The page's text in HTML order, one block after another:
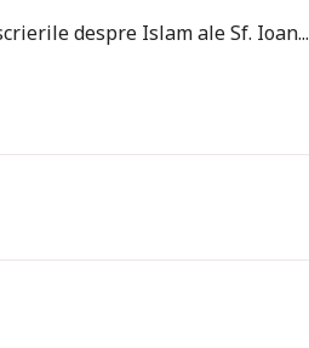
despre Islam ale Sf. Ioan...